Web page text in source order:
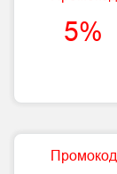
5%
Промокод